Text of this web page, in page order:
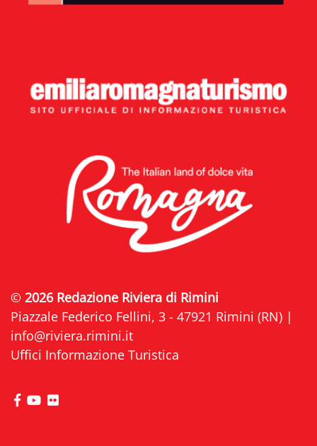
© 2026 Redazione Riviera di Rimini
Piazzale Federico Fellini, 3 - 47921 Rimini (RN) |
info@riviera.rimini.it
Uffici Informazione Turistica
visita la pagina Facebook di Riviera di Rimini
visita la pagina YouTube di Riviera di Rimini
visita la pagina Flickr di Riviera di Rimini